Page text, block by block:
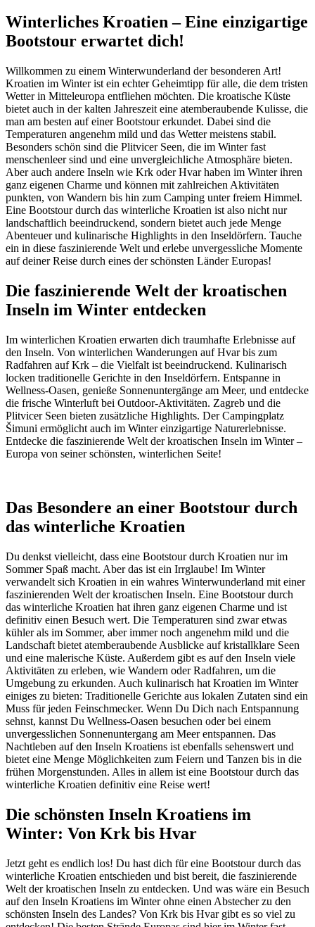
Winterliches Kroatien – Eine einzigartige
Bootstour erwartet dich!
Willkommen zu einem Winterwunderland der besonderen Art!
Kroatien im Winter ist ein echter Geheimtipp für alle, die dem tristen
Wetter in Mitteleuropa entfliehen möchten. Die kroatische Küste
bietet auch in der kalten Jahreszeit eine atemberaubende Kulisse, die
man am besten auf einer Bootstour erkundet. Dabei sind die
Temperaturen angenehm mild und das Wetter meistens stabil.
Besonders schön sind die Plitvicer Seen, die im Winter fast
menschenleer sind und eine unvergleichliche Atmosphäre bieten.
Aber auch andere Inseln wie Krk oder Hvar haben im Winter ihren
ganz eigenen Charme und können mit zahlreichen Aktivitäten
punkten, von Wandern bis hin zum Camping unter freiem Himmel.
Eine Bootstour durch das winterliche Kroatien ist also nicht nur
landschaftlich beeindruckend, sondern bietet auch jede Menge
Abenteuer und kulinarische Highlights in den Inseldörfern. Tauche
ein in diese faszinierende Welt und erlebe unvergessliche Momente
auf deiner Reise durch eines der schönsten Länder Europas!
Die faszinierende Welt der kroatischen
Inseln im Winter entdecken
Im winterlichen Kroatien erwarten dich traumhafte Erlebnisse auf
den Inseln. Von winterlichen Wanderungen auf Hvar bis zum
Radfahren auf Krk – die Vielfalt ist beeindruckend. Kulinarisch
locken traditionelle Gerichte in den Inseldörfern. Entspanne in
Wellness-Oasen, genieße Sonnenuntergänge am Meer, und entdecke
die frische Winterluft bei Outdoor-Aktivitäten. Zagreb und die
Plitvicer Seen bieten zusätzliche Highlights. Der Campingplatz
Šimuni ermöglicht auch im Winter einzigartige Naturerlebnisse.
Entdecke die faszinierende Welt der kroatischen Inseln im Winter –
Europa von seiner schönsten, winterlichen Seite!
Das Besondere an einer Bootstour durch
das winterliche Kroatien
Du denkst vielleicht, dass eine Bootstour durch Kroatien nur im
Sommer Spaß macht. Aber das ist ein Irrglaube! Im Winter
verwandelt sich Kroatien in ein wahres Winterwunderland mit einer
faszinierenden Welt der kroatischen Inseln. Eine Bootstour durch
das winterliche Kroatien hat ihren ganz eigenen Charme und ist
definitiv einen Besuch wert. Die Temperaturen sind zwar etwas
kühler als im Sommer, aber immer noch angenehm mild und die
Landschaft bietet atemberaubende Ausblicke auf kristallklare Seen
und eine malerische Küste. Außerdem gibt es auf den Inseln viele
Aktivitäten zu erleben, wie Wandern oder Radfahren, um die
Umgebung zu erkunden. Auch kulinarisch hat Kroatien im Winter
einiges zu bieten: Traditionelle Gerichte aus lokalen Zutaten sind ein
Muss für jeden Feinschmecker. Wenn Du Dich nach Entspannung
sehnst, kannst Du Wellness-Oasen besuchen oder bei einem
unvergesslichen Sonnenuntergang am Meer entspannen. Das
Nachtleben auf den Inseln Kroatiens ist ebenfalls sehenswert und
bietet eine Menge Möglichkeiten zum Feiern und Tanzen bis in die
frühen Morgenstunden. Alles in allem ist eine Bootstour durch das
winterliche Kroatien definitiv eine Reise wert!
Die schönsten Inseln Kroatiens im
Winter: Von Krk bis Hvar
Jetzt geht es endlich los! Du hast dich für eine Bootstour durch das
winterliche Kroatien entschieden und bist bereit, die faszinierende
Welt der kroatischen Inseln zu entdecken. Und was wäre ein Besuch
auf den Inseln Kroatiens im Winter ohne einen Abstecher zu den
schönsten Inseln des Landes? Von Krk bis Hvar gibt es so viel zu